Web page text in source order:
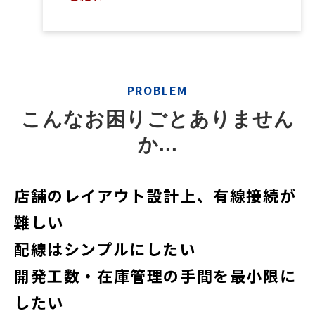
PROBLEM
こんなお困りごとありません
か...
店舗のレイアウト設計上、有線接続が
難しい
配線はシンプルにしたい
開発工数・在庫管理の手間を最小限に
したい